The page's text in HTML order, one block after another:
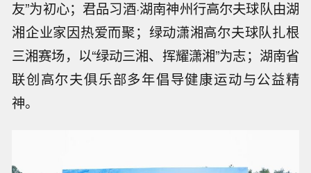
友”为初心；君品习酒·湖南神州行高尔夫球队由湖
湘企业家因热爱而聚；绿动潇湘高尔夫球队扎根
三湘赛场，以“绿动三湘、挥耀潇湘”为志；湖南省
联创高尔夫俱乐部多年倡导健康运动与公益精
神。